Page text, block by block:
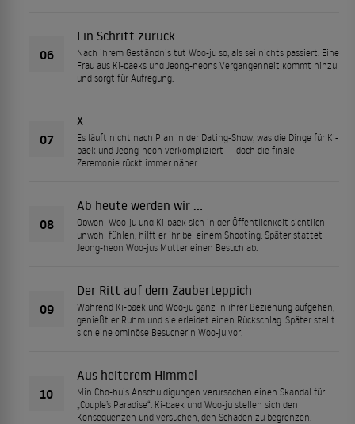
06
Ein Schritt zurück
Nach ihrem Geständnis tut Woo-ju so, als sei nichts passiert. Eine
Frau aus Ki-baeks und Jeong-heons Vergangenheit kommt hinzu
und sorgt für Aufregung.
07
X
Es läuft nicht nach Plan in der Dating-Show, was die Dinge für Ki-
baek und Jeong-heon verkompliziert — doch die finale
Zeremonie rückt immer näher.
08
Ab heute werden wir …
Obwohl Woo-ju und Ki-baek sich in der Öffentlichkeit sichtlich
unwohl fühlen, hilft er ihr bei einem Shooting. Später stattet
Jeong-heon Woo-jus Mutter einen Besuch ab.
09
Der Ritt auf dem Zauberteppich
Während Ki-baek und Woo-ju ganz in ihrer Beziehung aufgehen,
genießt er Ruhm und sie erleidet einen Rückschlag. Später stellt
sich eine ominöse Besucherin Woo-ju vor.
10
Aus heiterem Himmel
Min Cho-huis Anschuldigungen verursachen einen Skandal für
„Couple’s Paradise“. Ki-baek und Woo-ju stellen sich den
Konsequenzen und versuchen, den Schaden zu begrenzen.